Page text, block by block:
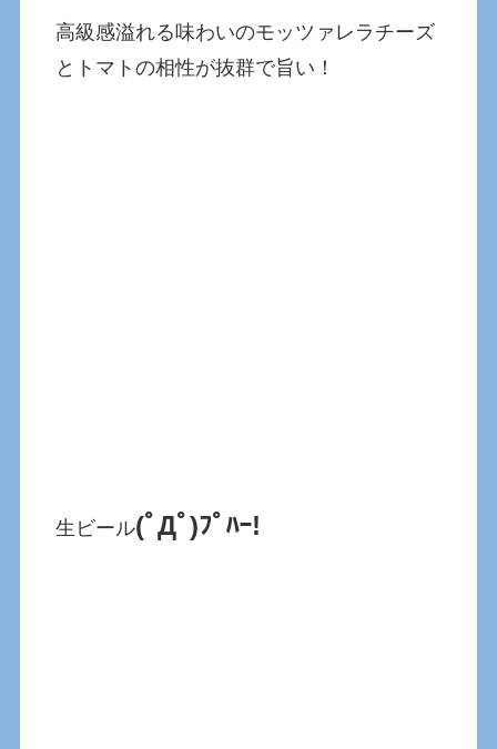
高級感溢れる味わいのモッツァレラチーズ
とトマトの相性が抜群で旨い！
生ビール(ﾟДﾟ)ﾌﾟﾊｰ!